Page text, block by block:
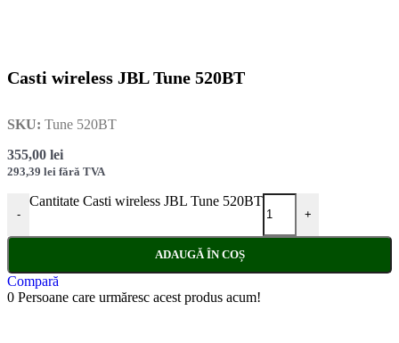
Casti wireless JBL Tune 520BT
SKU: Tune 520BT
355,00 lei
293,39 lei fără TVA
-
Cantitate Casti wireless JBL Tune 520BT
+
ADAUGĂ ÎN COȘ
Compară
0 Persoane care urmăresc acest produs acum!